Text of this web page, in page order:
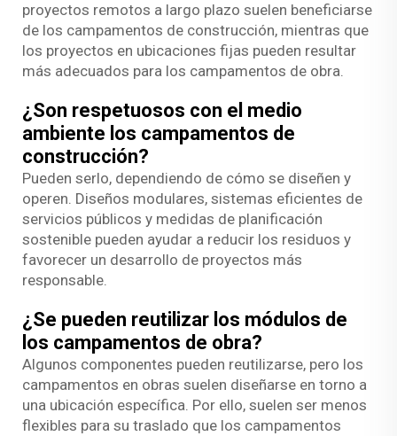
proyectos remotos a largo plazo suelen beneficiarse
de los campamentos de construcción, mientras que
los proyectos en ubicaciones fijas pueden resultar
más adecuados para los campamentos de obra.
¿Son respetuosos con el medio
ambiente los campamentos de
construcción?
Pueden serlo, dependiendo de cómo se diseñen y
operen. Diseños modulares, sistemas eficientes de
servicios públicos y medidas de planificación
sostenible pueden ayudar a reducir los residuos y
favorecer un desarrollo de proyectos más
responsable.
¿Se pueden reutilizar los módulos de
los campamentos de obra?
Algunos componentes pueden reutilizarse, pero los
campamentos en obras suelen diseñarse en torno a
una ubicación específica. Por ello, suelen ser menos
flexibles para su traslado que los campamentos